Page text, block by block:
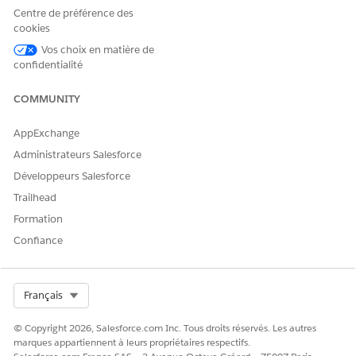
Centre de préférence des
cookies
Vos choix en matière de
confidentialité
COMMUNITY
AppExchange
Administrateurs Salesforce
Développeurs Salesforce
Trailhead
Formation
Confiance
Français
© Copyright 2026, Salesforce.com Inc. Tous droits réservés. Les autres
marques appartiennent à leurs propriétaires respectifs.